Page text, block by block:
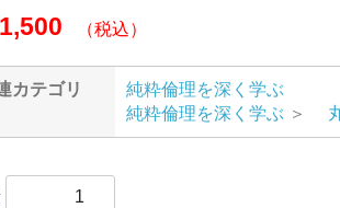
（税込）
カテゴリ
純粋倫理を深く学ぶ
純粋倫理を深く学ぶ ＞